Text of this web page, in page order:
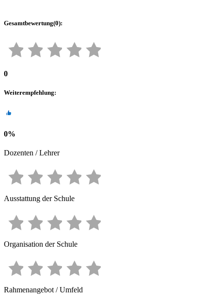
Gesamtbewertung(0):
0
Weiterempfehlung:
0%
Dozenten / Lehrer
Ausstattung der Schule
Organisation der Schule
Rahmenangebot / Umfeld